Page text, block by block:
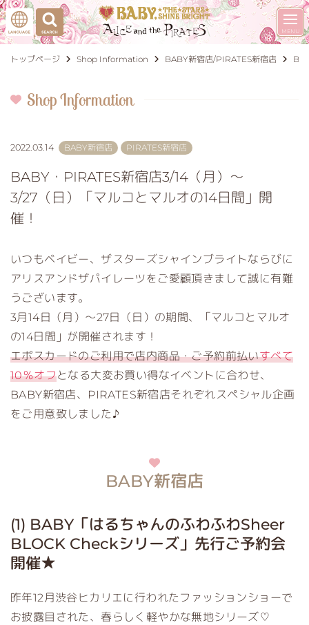
トップページ Shop Information BABY新宿店 PIRATES新宿店
Shop Information
2022.03.14 BABY新宿店 PIRATES新宿店
BABY・PIRATES新宿店3/14（月）～
3/27（日）「マルコとマルオの14日間」開
催！
いつもベイビー、ザスターズシャインブライトならびに
アリスアンドザパイレーツをご愛顧頂きまして誠に有難
うございます。
3月14日（月）～27日（日）の期間、「マルコとマルオ
の14日間」が開催されます！
エポスカードのご利用で店内商品・ご予約前払いすべて
10％オフとなる大変お買い得なイベントに合わせ、
BABY新宿店、PIRATES新宿店それぞれスペシャル企画
をご用意致しました♪
BABY新宿店
(1) BABY「はるちゃんのふわふわSheer
BLOCK Checkシリーズ」先行ご予約会
開催★
昨年12月渋谷ヒカリエに行われたファッションショーで
お披露目された、春らしく軽やかな無地シリーズ♡